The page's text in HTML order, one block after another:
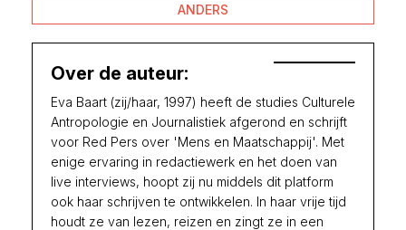
ANDERS
Over de auteur:
Eva Baart (zij/haar, 1997) heeft de studies Culturele
Antropologie en Journalistiek afgerond en schrijft
voor Red Pers over 'Mens en Maatschappij'. Met
enige ervaring in redactiewerk en het doen van
live interviews, hoopt zij nu middels dit platform
ook haar schrijven te ontwikkelen. In haar vrije tijd
houdt ze van lezen, reizen en zingt ze in een